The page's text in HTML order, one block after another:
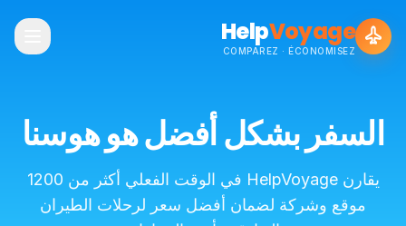
HelpVoyage
COMPAREZ · ÉCONOMISEZ
السفر بشكل أفضل هو هوسنا
يقارن HelpVoyage في الوقت الفعلي أكثر من 1200
موقع وشركة لضمان أفضل سعر لرحلات الطيران